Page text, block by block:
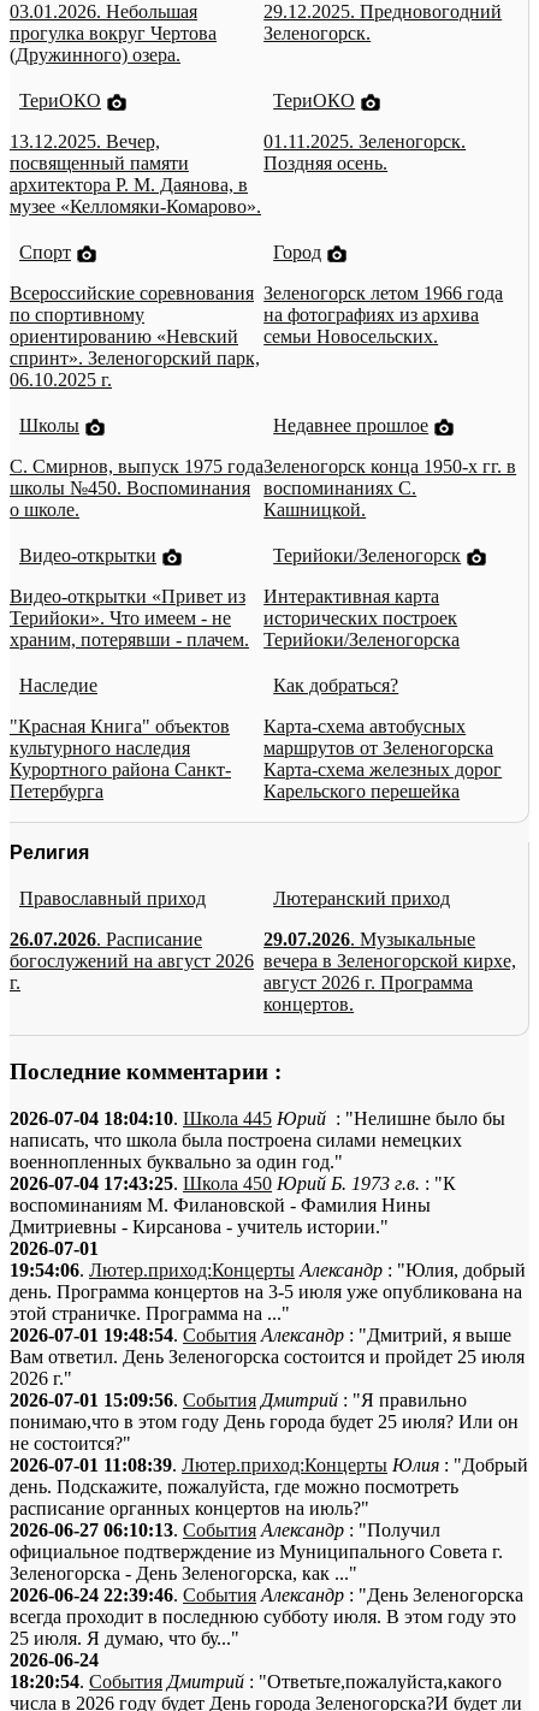
03.01.2026. Небольшая
прогулка вокруг Чертова
(Дружинного) озера.
29.12.2025. Предновогодний
Зеленогорск.
ТериОКО
13.12.2025. Вечер,
посвященный памяти
архитектора Р. М. Даянова, в
музее «Келломяки-Комарово».
ТериОКО
01.11.2025. Зеленогорск.
Поздняя осень.
Спорт
Всероссийские соревнования
по спортивному
ориентированию «Невский
спринт». Зеленогорский парк,
06.10.2025 г.
Город
Зеленогорск летом 1966 года
на фотографиях из архива
семьи Новосельских.
Школы
С. Смирнов, выпуск 1975 года
школы №450. Воспоминания
о школе.
Недавнее прошлое
Зеленогорск конца 1950-х гг. в
воспоминаниях С.
Кашницкой.
Видео-открытки
Видео-открытки «Привет из
Терийоки». Что имеем - не
храним, потерявши - плачем.
Терийоки/Зеленогорск
Интерактивная карта
исторических построек
Терийоки/Зеленогорска
Наследие
"Красная Книга" объектов
культурного наследия
Курортного района Санкт-
Петербурга
Как добраться?
Карта-схема автобусных
маршрутов от Зеленогорска
Карта-схема железных дорог
Карельского перешейка
Религия
Православный приход
26.07.2026. Расписание
богослужений на август 2026
г.
Лютеранский приход
29.07.2026. Музыкальные
вечера в Зеленогорской кирхе,
август 2026 г. Программа
концертов.
Последние комментарии :
2026-07-04 18:04:10. Школа 445 Юрий : "Нелишне было бы
написать, что школа была построена силами немецких
военнопленных буквально за один год."
2026-07-04 17:43:25. Школа 450 Юрий Б. 1973 г.в. : "К
воспоминаниям М. Филановской - Фамилия Нины
Дмитриевны - Кирсанова - учитель истории."
2026-07-01
19:54:06. Лютер.приход:Концерты Александр : "Юлия, добрый
день. Программа концертов на 3-5 июля уже опубликована на
этой страничке. Программа на ..."
2026-07-01 19:48:54. События Александр : "Дмитрий, я выше
Вам ответил. День Зеленогорска состоится и пройдет 25 июля
2026 г."
2026-07-01 15:09:56. События Дмитрий : "Я правильно
понимаю,что в этом году День города будет 25 июля? Или он
не состоится?"
2026-07-01 11:08:39. Лютер.приход:Концерты Юлия : "Добрый
день. Подскажите, пожалуйста, где можно посмотреть
расписание органных концертов на июль?"
2026-06-27 06:10:13. События Александр : "Получил
официальное подтверждение из Муниципального Совета г.
Зеленогорска - День Зеленогорска, как ..."
2026-06-24 22:39:46. События Александр : "День Зеленогорска
всегда проходит в последнюю субботу июля. В этом году это
25 июля. Я думаю, что бу..."
2026-06-24
18:20:54. События Дмитрий : "Ответьте,пожалуйста,какого
числа в 2026 году будет День города Зеленогорска?И будет ли